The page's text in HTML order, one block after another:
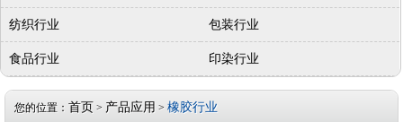
纺织行业 包装行业
食品行业 印染行业
您的位置： 首页 > 产品应用 > 橡胶行业